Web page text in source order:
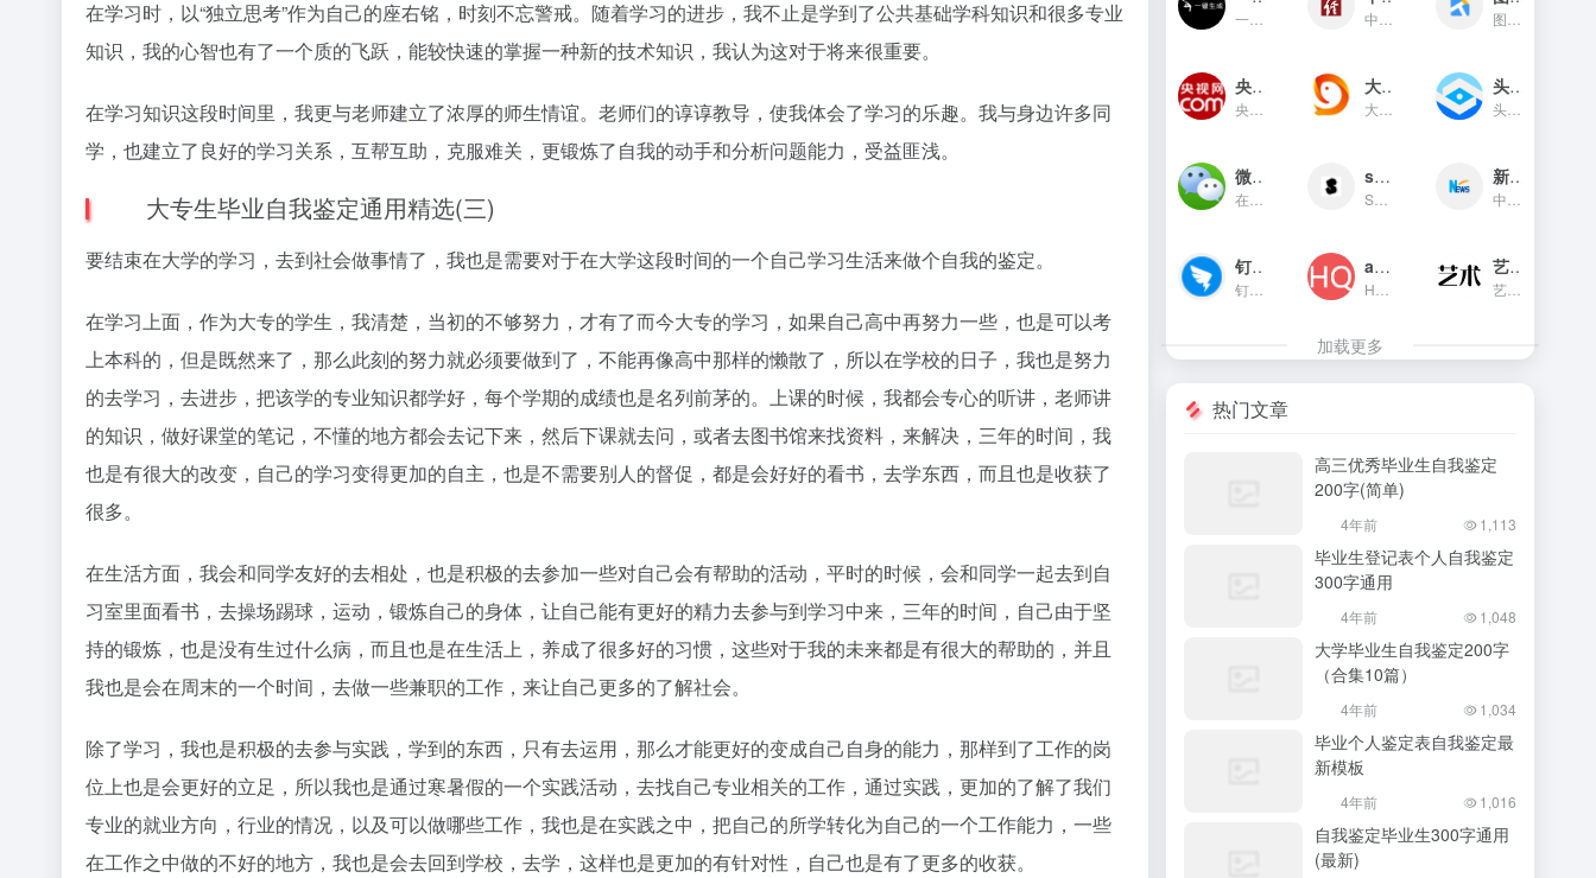
在学习时，以“独立思考”作为自己的座右铭，时刻不忘警戒。随着学习的进步，我不止是学到了公共基础学科知识和很多专业
知识，我的心智也有了一个质的飞跃，能较快速的掌握一种新的技术知识，我认为这对于将来很重要。
在学习知识这段时间里，我更与老师建立了浓厚的师生情谊。老师们的谆谆教导，使我体会了学习的乐趣。我与身边许多同
学，也建立了良好的学习关系，互帮互助，克服难关，更锻炼了自我的动手和分析问题能力，受益匪浅。
大专生毕业自我鉴定通用精选(三)
要结束在大学的学习，去到社会做事情了，我也是需要对于在大学这段时间的一个自己学习生活来做个自我的鉴定。
在学习上面，作为大专的学生，我清楚，当初的不够努力，才有了而今大专的学习，如果自己高中再努力一些，也是可以考
上本科的，但是既然来了，那么此刻的努力就必须要做到了，不能再像高中那样的懒散了，所以在学校的日子，我也是努力
的去学习，去进步，把该学的专业知识都学好，每个学期的成绩也是名列前茅的。上课的时候，我都会专心的听讲，老师讲
的知识，做好课堂的笔记，不懂的地方都会去记下来，然后下课就去问，或者去图书馆来找资料，来解决，三年的时间，我
也是有很大的改变，自己的学习变得更加的自主，也是不需要别人的督促，都是会好好的看书，去学东西，而且也是收获了
很多。
在生活方面，我会和同学友好的去相处，也是积极的去参加一些对自己会有帮助的活动，平时的时候，会和同学一起去到自
习室里面看书，去操场踢球，运动，锻炼自己的身体，让自己能有更好的精力去参与到学习中来，三年的时间，自己由于坚
持的锻炼，也是没有生过什么病，而且也是在生活上，养成了很多好的习惯，这些对于我的未来都是有很大的帮助的，并且
我也是会在周末的一个时间，去做一些兼职的工作，来让自己更多的了解社会。
除了学习，我也是积极的去参与实践，学到的东西，只有去运用，那么才能更好的变成自己自身的能力，那样到了工作的岗
位上也是会更好的立足，所以我也是通过寒暑假的一个实践活动，去找自己专业相关的工作，通过实践，更加的了解了我们
专业的就业方向，行业的情况，以及可以做哪些工作，我也是在实践之中，把自己的所学转化为自己的一个工作能力，一些
在工作之中做的不好的地方，我也是会去回到学校，去学，这样也是更加的有针对性，自己也是有了更多的收获。
央视网新闻频道(cctv.com) 大鱼号官网 头条指数
微信对话生成器 soogif动图
SOOGIF提供搞笑、表情、美女...
新华网
钉钉官网 app图标生成 艺术字体在线生成器
加载更多
热门文章
高三优秀毕业生自我鉴定
200字(简单)
4年前 1,113
毕业生登记表个人自我鉴定
300字通用
4年前 1,048
大学毕业生自我鉴定200字
（合集10篇）
4年前 1,034
毕业个人鉴定表自我鉴定最
新模板
4年前 1,016
自我鉴定毕业生300字通用
(最新)